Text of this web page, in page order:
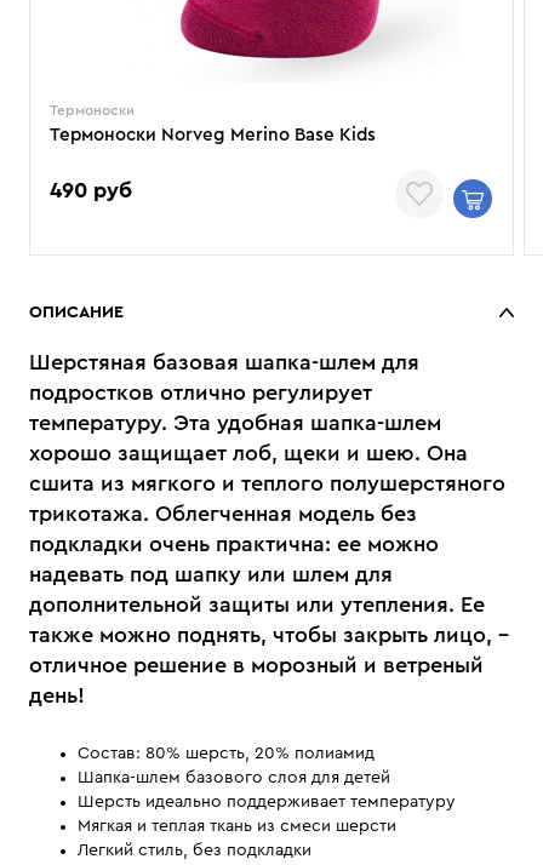
Термоноски
Термоноски Norveg Merino Base Kids
490 руб
ОПИСАНИЕ
Шерстяная базовая шапка-шлем для
подростков отлично регулирует
температуру. Эта удобная шапка-шлем
хорошо защищает лоб, щеки и шею. Она
сшита из мягкого и теплого полушерстяного
трикотажа. Облегченная модель без
подкладки очень практична: ее можно
надевать под шапку или шлем для
дополнительной защиты или утепления. Ее
также можно поднять, чтобы закрыть лицо, –
отличное решение в морозный и ветреный
день!
Состав: 80% шерсть, 20% полиамид
Шапка-шлем базового слоя для детей
Шерсть идеально поддерживает температуру
Мягкая и теплая ткань из смеси шерсти
Легкий стиль, без подкладки